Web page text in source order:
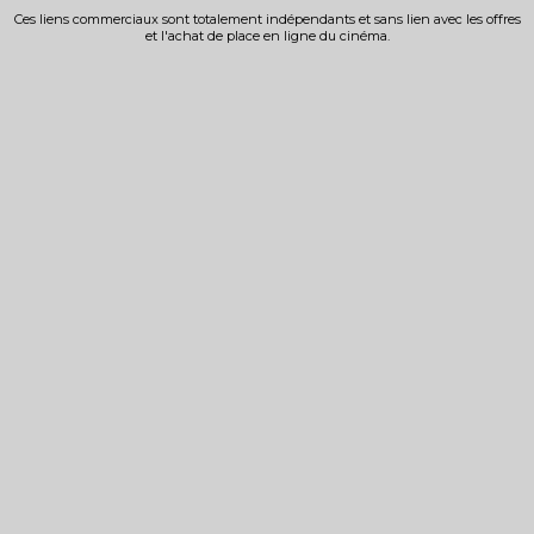
Ces liens commerciaux sont totalement indépendants et sans lien avec les offres
et l'achat de place en ligne du cinéma.